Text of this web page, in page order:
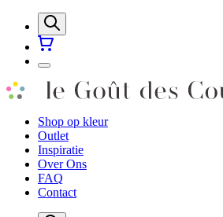
Shop op kleur
Outlet
Inspiratie
Over Ons
FAQ
Contact